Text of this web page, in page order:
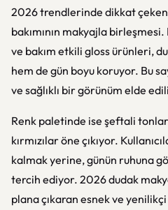
2026 trendlerinde dikkat
bakımının makyajla
ve bakım etkili gloss ürünleri,
hem de gün boyu koruyor. Bu
ve sağlıklı bir görünüm elde
Renk paletinde ise şeftali
kırmızılar öne çıkıyor.
kalmak yerine, günün ruhuna
tercih ediyor. 2026 dudak
plana çıkaran esnek ve